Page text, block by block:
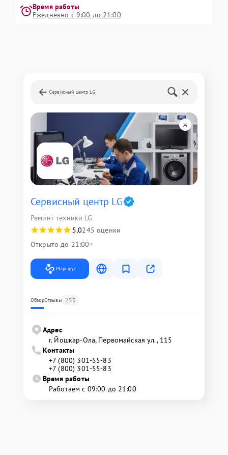
Время работы
Ежедневно с 9:00 до 21:00
Сервисный центр LG
Сервисный центр LG
Ремонт техники LG
5,0245 оценки
Открыто до 21:00
Маршрут
ОбзорОтзывы 255
Адрес
г. Йошкар-Ола, Первомайская ул., 115
Контакты
+7 (800) 301-55-83
+7 (800) 301-55-83
Время работы
Работаем с 09:00 до 21:00